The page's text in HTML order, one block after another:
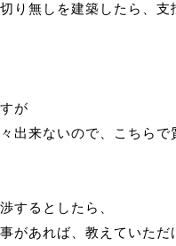
無しを建築したら、支
が
出来ないので、こちらで
するとしたら、
があれば、教えていただ